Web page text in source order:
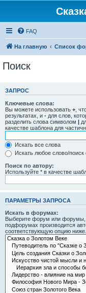
FAQ
На главную Список
Поиск
ЗАПРОС
Ключевые слова:
Вы можете использовать + ,
результатах, и - для слов,
разделить слова символом |
качестве шаблона для
Искать все слова
Искать любое слово/
Поиск по автору:
Используйте * в качестве
ПАРАМЕТРЫ ЗАПРОСА
Искать в форумах:
Выберите форум или форумы,
подфорумах производится
соответствующую опцию ниже.